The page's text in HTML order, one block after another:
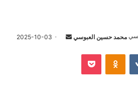
محمد حسين العبوسي
أرسل 2025-10-03
Odnoklassniki
‫Pocket